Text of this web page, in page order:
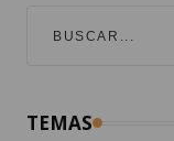
TEMAS